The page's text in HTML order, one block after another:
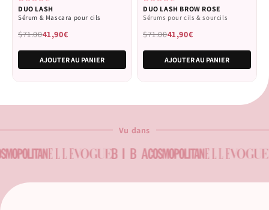
Noté
4.6
sur
5
étoiles
DUO LASH
Sérum & Mascara pour cils
$71.0041,90€
AJOUTER AU PANIER
Noté
4.6
sur
5
étoiles
DUO LASH BROW ROSE
Sérums pour cils & sourcils
$71.0041,90€
AJOUTER AU PANIER
Vu dans